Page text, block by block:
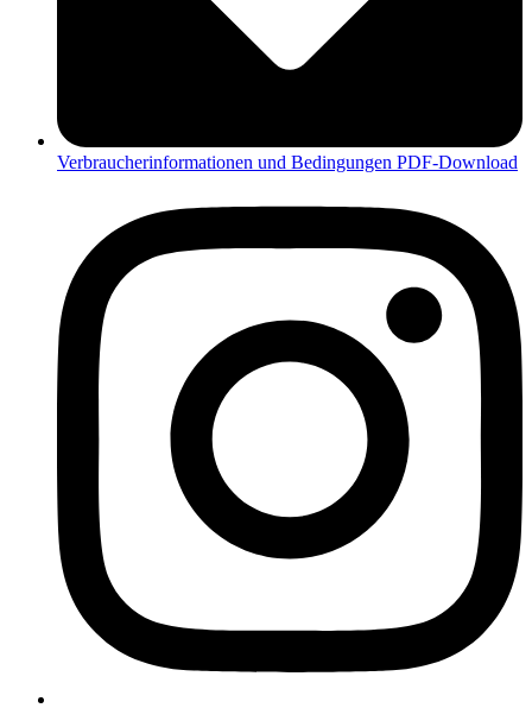
Verbraucherinformationen und Bedingungen PDF-Download